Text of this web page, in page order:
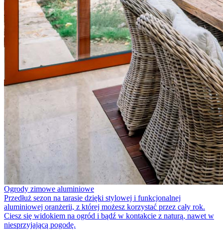
Ogrody zimowe aluminiowe
Przedłuż sezon na tarasie dzięki stylowej i funkcjonalnej
aluminiowej oranżerii, z której możesz korzystać przez cały rok.
Ciesz się widokiem na ogród i bądź w kontakcie z naturą, nawet w
niesprzyjającą pogodę.